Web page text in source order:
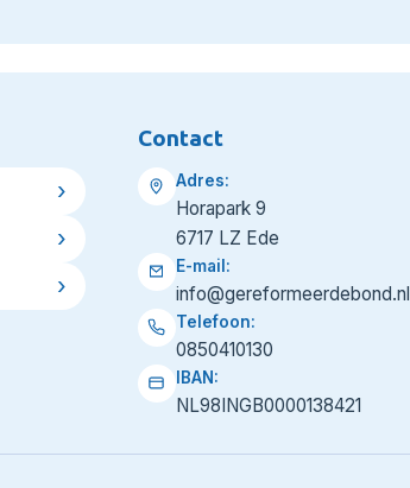
Contact
Adres:
Horapark 9
6717 LZ Ede
E-mail:
info@gereformeerdebond.nl
Telefoon:
0850410130
IBAN:
NL98INGB0000138421